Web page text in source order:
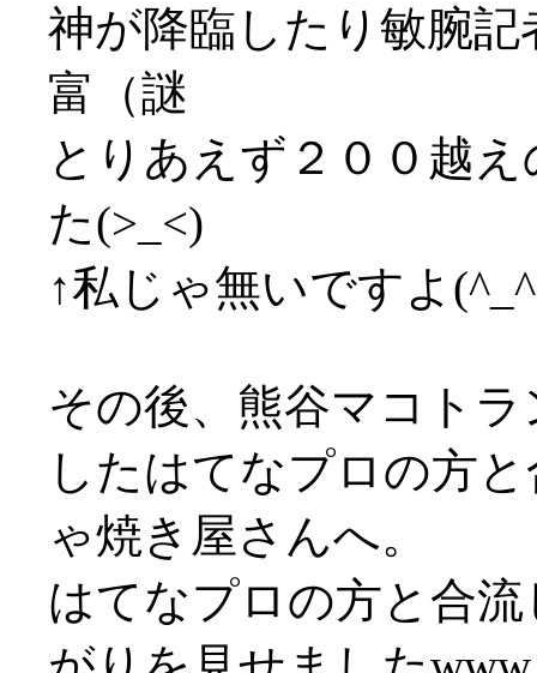
神が降臨したり敏腕
富（謎
とりあえず２００越
た(>_<)
↑私じゃ無いですよ
その後、熊谷マコト
したはてなプロの方
ゃ焼き屋さんへ。
はてなプロの方と合